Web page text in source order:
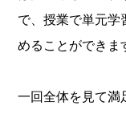
で、授業で単元学
めることができま
一回全体を見て満